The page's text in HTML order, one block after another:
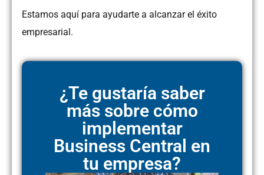
Estamos aquí para ayudarte a alcanzar el éxito
empresarial.
¿Te gustaría saber
más sobre cómo
implementar
Business Central en
tu empresa?